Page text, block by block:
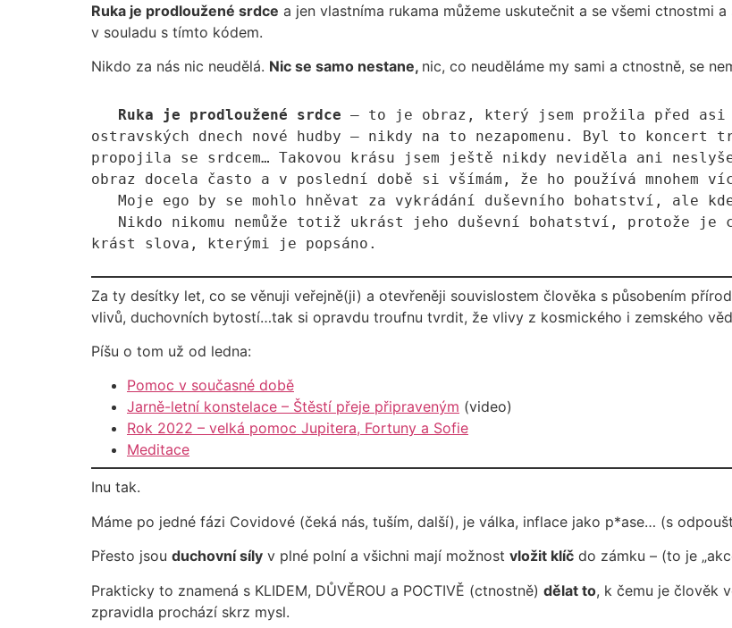
Ruka je prodloužené srdce a jen vlastníma rukama můžeme uskutečnit a se všemi ctnostmi
v souladu s tímto kódem.
Nikdo za nás nic neudělá. Nic se samo nestane, nic, co neuděláme my sami a ctnostně, se
Ruka je prodloužené srdce – to je obraz, který jsem prožila před
ostravských dnech nové hudby – nikdy na to nezapomenu. Byl to
propojila se srdcem… Takovou krásu jsem ještě nikdy neviděla ani
obraz docela často a v poslední době si všímám, že ho používá mnohem
krást slova, kterými je popsáno.
Za ty desítky let, co se věnuji veřejně(ji) a otevřeněji souvislostem člověka s působením
vlivů, duchovních bytostí…tak si opravdu troufnu tvrdit, že vlivy z kosmického i zemského
Píšu o tom už od ledna:
Pomoc v současné době
Jarně-letní konstelace – Štěstí přeje připraveným (video)
Rok 2022 – velká pomoc Jupitera, Fortuny a Sofie
Meditace
Inu tak.
Máme po jedné fázi Covidové (čeká nás, tuším, další), je válka, inflace jako p*ase… (s
Přesto jsou duchovní síly v plné polní a všichni mají možnost vložit klíč do zámku – (to je
Prakticky to znamená s KLIDEM, DŮVĚROU a POCTIVĚ (ctnostně) dělat to, k čemu je člověk
zpravidla prochází skrz mysl.